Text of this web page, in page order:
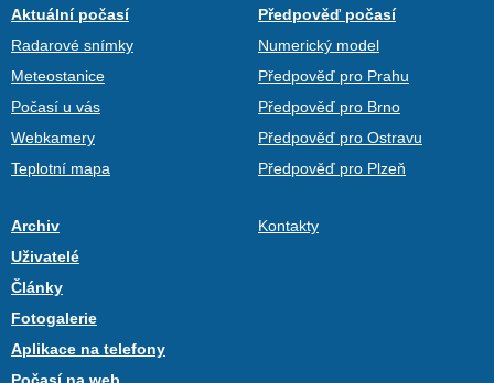
Aktuální počasí
Radarové snímky
Meteostanice
Počasí u vás
Webkamery
Teplotní mapa
Předpověď počasí
Numerický model
Předpověď pro Prahu
Předpověď pro Brno
Předpověď pro Ostravu
Předpověď pro Plzeň
Archiv
Uživatelé
Články
Fotogalerie
Aplikace na telefony
Kontakty